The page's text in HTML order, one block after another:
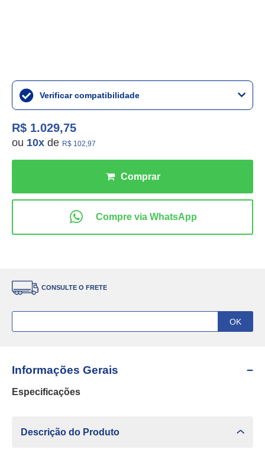
Verificar compatibilidade
R$ 1.029,75
ou 10x de R$ 102,97
CONSULTE O FRETE
Informações Gerais
Especificações
Descrição do Produto